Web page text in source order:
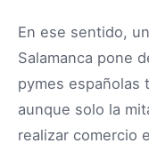
En ese sentido,
Salamanca pone
pymes españolas
aunque solo la
realizar comercio